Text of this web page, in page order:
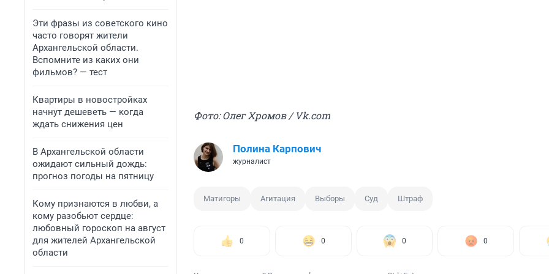
Эти фразы из советского кино
часто говорят жители
Архангельской области.
Вспомните из каких они
фильмов? — тест
Квартиры в новостройках
начнут дешеветь — когда
ждать снижения цен
В Архангельской области
ожидают сильный дождь:
прогноз погоды на пятницу
Кому признаются в любви, а
кому разобьют сердце:
любовный гороскоп на август
для жителей Архангельской
области
Фото: Олег Хромов / Vk.com
Полина Карпович
журналист
Матигоры Агитация Выборы Суд Штраф
0 0 0 0